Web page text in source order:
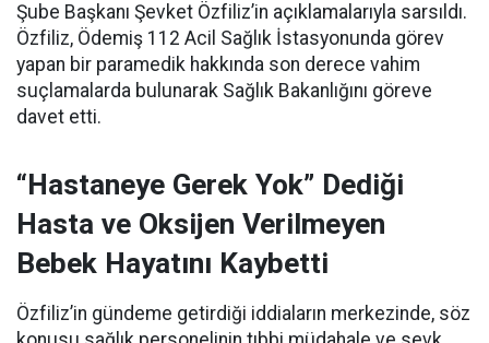
Şube Başkanı Şevket Özfiliz’in açıklamalarıyla sarsıldı.
Özfiliz, Ödemiş 112 Acil Sağlık İstasyonunda görev
yapan bir paramedik hakkında son derece vahim
suçlamalarda bulunarak Sağlık Bakanlığını göreve
davet etti.
“Hastaneye Gerek Yok” Dediği
Hasta ve Oksijen Verilmeyen
Bebek Hayatını Kaybetti
Özfiliz’in gündeme getirdiği iddiaların merkezinde, söz